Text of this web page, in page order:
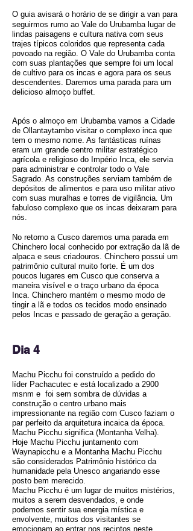
O guia avisará o horário de se dirigir a van para
seguirmos rumo ao Vale do Urubamba lugar de
lindas paisagens e cultura nativa com seus
trajes típicos coloridos que representa cada
povoado na região. O Vale do Urubamba conta
com suas plantações que sempre foi um local
de cultivo para os incas e agora para os seus
descendentes. Daremos uma parada para um
delicioso almoço buffet.
Após o almoço em Urubamba vamos a Cidade
de Ollantaytambo visitar o complexo inca que
tem o mesmo nome. As fantásticas ruínas
eram um grande centro militar estratégico
agrícola e religioso do Império Inca, ele servia
para administrar e controlar todo o Vale
Sagrado. As construções serviam também de
depósitos de alimentos e para uso militar ativo
com suas muralhas e torres de vigilância. Um
fabuloso complexo que os incas deixaram para
nós.
No retorno a Cusco daremos uma parada em
Chinchero local conhecido por extração da lã de
alpaca e seus criadouros. Chinchero possui um
patrimônio cultural muito forte. É um dos
poucos lugares em Cusco que conserva a
maneira visível e o traço urbano da época
Inca. Chinchero mantém o mesmo modo de
tingir a lã e todos os tecidos modo ensinado
pelos Incas e passado de geração a geração.
Dia 4
Machu Picchu foi construído a pedido do
líder Pachacutec e está localizado a 2900
msnm e foi sem sombra de dúvidas a
construção o centro urbano mais
impressionante na região com Cusco faziam o
par perfeito da arquitetura incaica da época.
Machu Picchu significa (Montanha Velha).
Hoje Machu Picchu juntamento com
Waynapicchu e a Montanha Machu Picchu
são considerados Patrimônio histórico da
humanidade pela Unesco angariando esse
posto bem merecido.
Machu Picchu é um lugar de muitos mistérios,
muitos a serem desvendados, e onde
podemos sentir sua energia mística e
envolvente, muitos dos visitantes se
emocionam ao entrar nos recintos neste